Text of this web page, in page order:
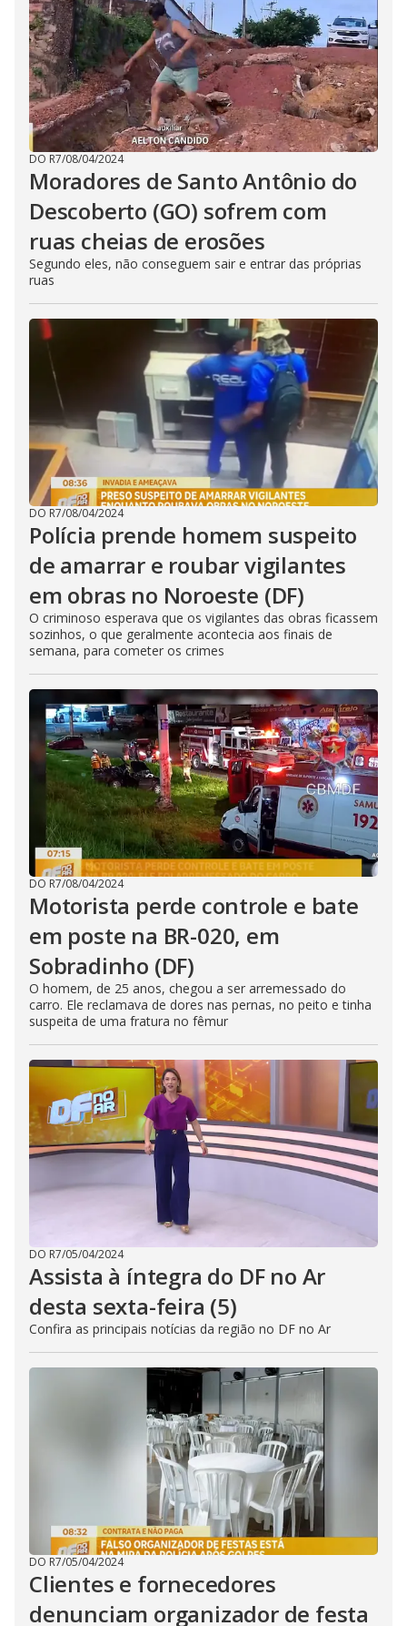
DO R7/08/04/2024
Moradores de Santo Antônio do
Descoberto (GO) sofrem com
ruas cheias de erosões
Segundo eles, não conseguem sair e entrar das próprias
ruas
DO R7/08/04/2024
Polícia prende homem suspeito
de amarrar e roubar vigilantes
em obras no Noroeste (DF)
O criminoso esperava que os vigilantes das obras ficassem
sozinhos, o que geralmente acontecia aos finais de
semana, para cometer os crimes
DO R7/08/04/2024
Motorista perde controle e bate
em poste na BR-020, em
Sobradinho (DF)
O homem, de 25 anos, chegou a ser arremessado do
carro. Ele reclamava de dores nas pernas, no peito e tinha
suspeita de uma fratura no fêmur
DO R7/05/04/2024
Assista à íntegra do DF no Ar
desta sexta-feira (5)
Confira as principais notícias da região no DF no Ar
DO R7/05/04/2024
Clientes e fornecedores
denunciam organizador de festa